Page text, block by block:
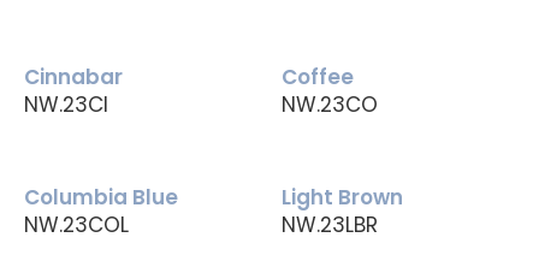
NW.23CI
Cinnabar
NW.23CO
Coffee
NW.23COL
Columbia Blue
NW.23LBR
Light Brown